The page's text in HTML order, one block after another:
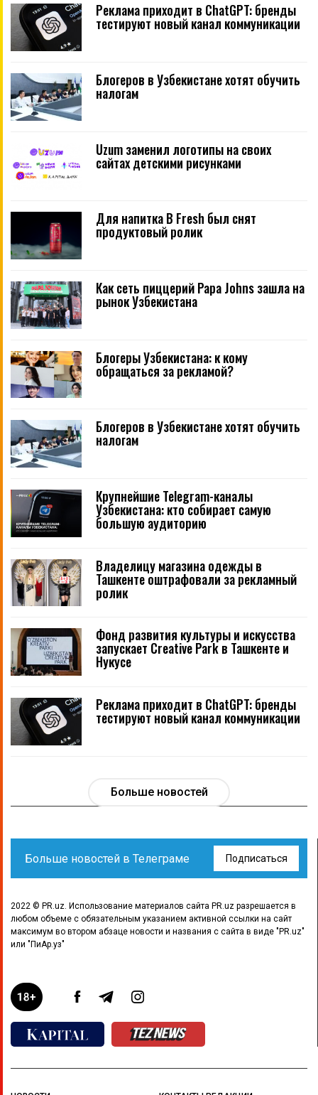
Реклама приходит в ChatGPT: бренды
тестируют новый канал коммуникации
Блогеров в Узбекистане хотят обучить
налогам
Uzum заменил логотипы на своих
сайтах детскими рисунками
Для напитка B Fresh был снят
продуктовый ролик
Как сеть пиццерий Papa Johns зашла на
рынок Узбекистана
Блогеры Узбекистана: к кому
обращаться за рекламой?
Блогеров в Узбекистане хотят обучить
налогам
Крупнейшие Telegram-каналы
Узбекистана: кто собирает самую
большую аудиторию
Владелицу магазина одежды в
Ташкенте оштрафовали за рекламный
ролик
Фонд развития культуры и искусства
запускает Creative Park в Ташкенте и
Нукусе
Реклама приходит в ChatGPT: бренды
тестируют новый канал коммуникации
Больше новостей
Больше новостей в Телеграме Подписаться
2022 © PR.uz. Использование материалов сайта PR.uz разрешается в
любом объеме с обязательным указанием активной ссылки на сайт
максимум во втором абзаце новости и названия с сайта в виде "PR.uz"
или "ПиАр.уз"